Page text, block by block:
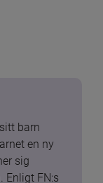
barn
en ny
sig
Enligt FN:s